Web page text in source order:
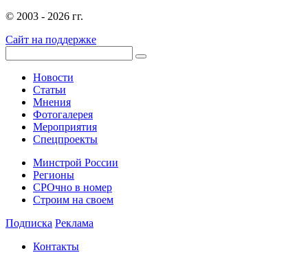
© 2003 - 2026 гг.
Сайт на поддержке
Новости
Статьи
Мнения
Фотогалерея
Мероприятия
Спецпроекты
Минстрой России
Регионы
СРОчно в номер
Строим на своем
Подписка Реклама
Контакты